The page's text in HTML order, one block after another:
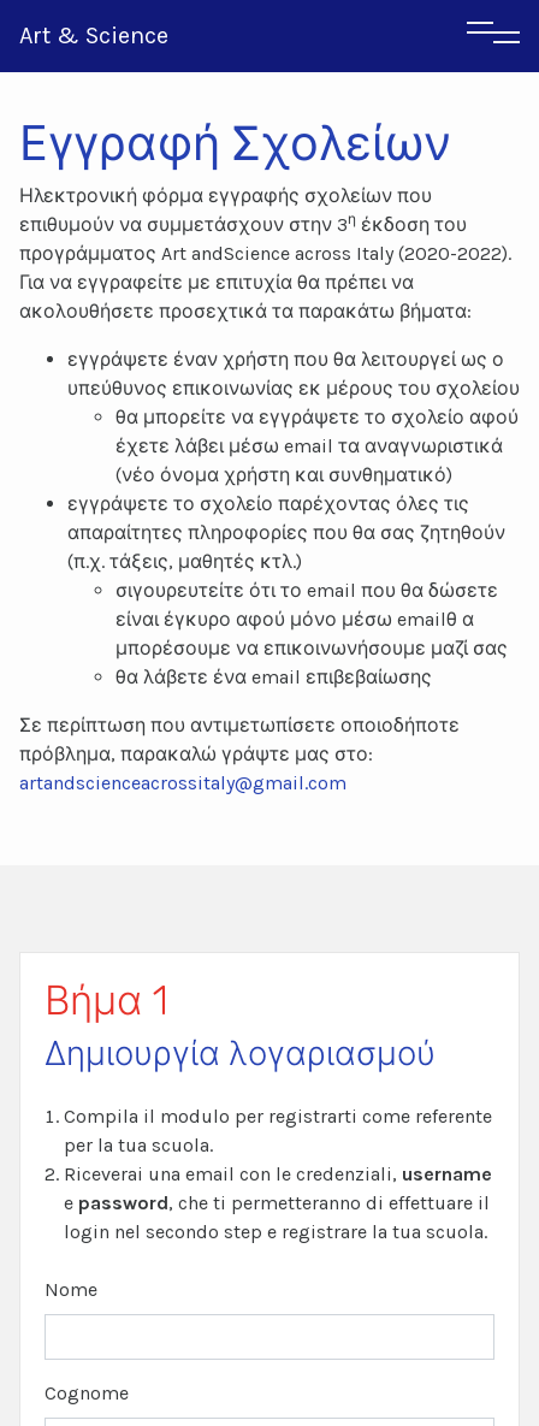
Art & Science
Αγγλικα
Ιταλικα
Εγγραφή Σχολείων
Ηλεκτρονική φόρμα εγγραφής σχολείων που
επιθυμούν να συμμετάσχουν στην 3η έκδοση του
προγράμματος Art andScience across Italy (2020-2022).
Για να εγγραφείτε με επιτυχία θα πρέπει να
ακολουθήσετε προσεχτικά τα παρακάτω βήματα:
εγγράψετε έναν χρήστη που θα λειτουργεί ως ο
υπεύθυνος επικοινωνίας εκ μέρους του σχολείου
θα μπορείτε να εγγράψετε το σχολείο αφού
έχετε λάβει μέσω email τα αναγνωριστικά
(νέο όνομα χρήστη και συνθηματικό)
εγγράψετε το σχολείο παρέχοντας όλες τις
απαραίτητες πληροφορίες που θα σας ζητηθούν
(π.χ. τάξεις, μαθητές κτλ.)
σιγουρευτείτε ότι το email που θα δώσετε
είναι έγκυρο αφού μόνο μέσω emailθ α
μπορέσουμε να επικοινωνήσουμε μαζί σας
θα λάβετε ένα email επιβεβαίωσης
Σε περίπτωση που αντιμετωπίσετε οποιοδήποτε
πρόβλημα, παρακαλώ γράψτε μας στο:
artandscienceacrossitaly@gmail.com
Βήμα 1
Δημιουργία λογαριασμού
Compila il modulo per registrarti come referente
per la tua scuola.
Riceverai una email con le credenziali, username
e password, che ti permetteranno di effettuare il
login nel secondo step e registrare la tua scuola.
Nome
Cognome